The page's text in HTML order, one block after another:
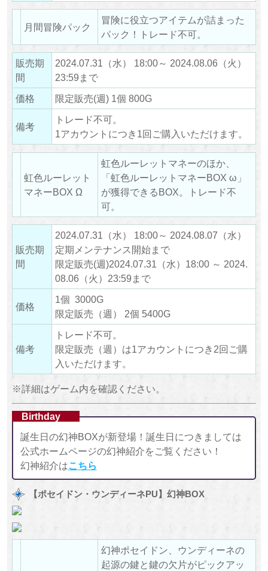
月間冒険パック
冒険に役立つアイテムが詰まった
パック！トレード不可。
販売期
間
2024.07.31（水） 18:00～ 2024.08.06（火）
23:59まで
価格
限定販売(週) 1個 800G
備考
トレード不可。
1アカウントにつき1回ご購入いただけます。
虹色ルーレット
マネーBOX Ω
虹色ルーレットマネーのほか、
「虹色ルーレットマネーBOX ω」
が獲得できるBOX。トレード不
可。
販売期
間
2024.07.31（水） 18:00～ 2024.08.07（水）
定期メンテナンス開始まで
限定販売(週)2024.07.31（水）18:00 ～ 2024.
08.06（火）23:59まで
価格
1個 3000G
限定販売（週） 2個 5400G
備考
トレード不可。
限定販売（週）は1アカウントにつき2回ご購
入いただけます。
※詳細はゲーム内を確認ください。
Birthday
誕生日の幻神BOXが新登場！誕生日につきましては
公式ホームページの幻神紹介をご覧ください！
幻神紹介はこちら
【ポセイドン・ウンディーネPU】幻神BOX
幻神ポセイドン、ウンディーネの
起源の鍵と鍵の欠片がピックアッ